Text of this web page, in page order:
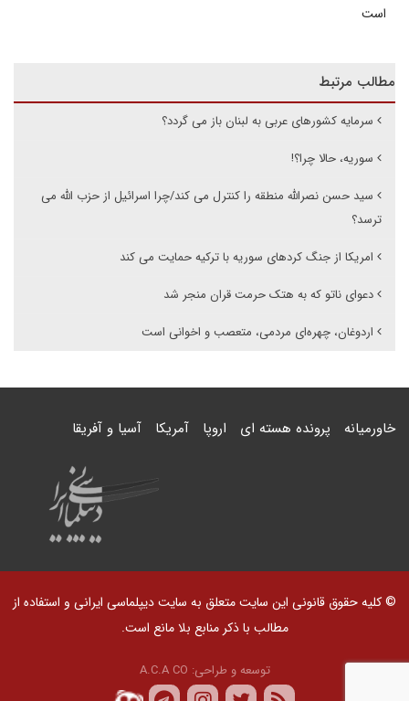
است
مطالب مرتبط
سرمایه کشورهای عربی به لبنان باز می گردد؟
سوریه، حالا چرا؟!
سید حسن نصرالله منطقه را کنترل می کند/چرا اسرائیل از حزب الله می
ترسد؟
امریکا از جنگ کردهای سوریه با ترکیه حمایت می کند
دعوای ناتو که به هتک حرمت قران منجر شد
اردوغان، چهره‌ای مردمی، متعصب و اخوانی است
خاورمیانه پرونده هسته ای اروپا آمریکا آسیا و آفریقا
© کلیه حقوق قانونی این سایت متعلق به سایت دیپلماسی ایرانی و استفاده از
مطالب با ذکر منابع بلا مانع است.
توسعه و طراحی: A.C.A CO